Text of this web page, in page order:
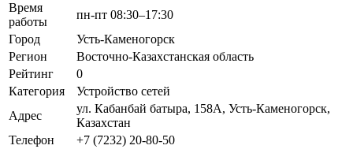
Время
работы
пн-пт 08:30–17:30
Город
Усть-Каменогорск
Регион
Восточно-Казахстанская область
Рейтинг
0
Категория
Устройство сетей
Адрес
ул. Кабанбай батыра, 158А, Усть-Каменогорск,
Казахстан
Телефон
+7 (7232) 20-80-50